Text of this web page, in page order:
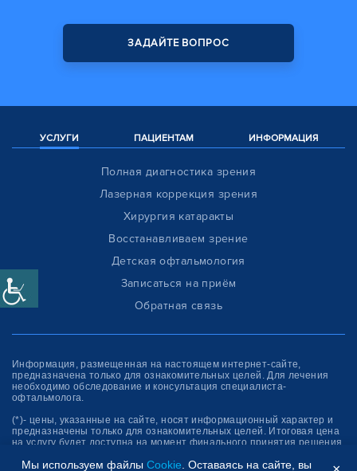
ЗАДАЙТЕ ВОПРОС
УСЛУГИ ПАЦИЕНТАМ ИНФОРМАЦИЯ
Полная диагностика зрения
Лазерная коррекция зрения
Хирургия катаракты
Восстанавливаем зрение
Детская офтальмология
Записаться на приём
Обратная связь
Информация, размещенная на настоящем интернет-сайте,
предназначена только для ознакомитель­ных целей. Для лечения
необходимо обследование и консультация специалиста-
офтальмолога.
(*)- цены, указанные на сайте, носят информационный характер и
предназначены только для ознакомительных целей. Итоговая цена
на услугу будет доступна на момент финального принятия решения
Мы используем файлы Cookie . Оставаясь на сайте, вы